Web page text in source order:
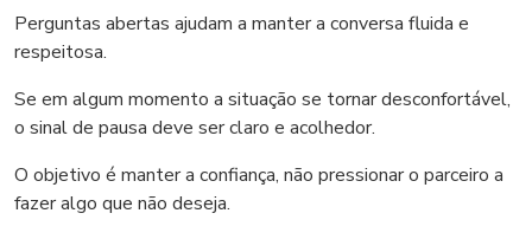
Perguntas abertas ajudam a manter a conversa fluida e
respeitosa.
Se em algum momento a situação se tornar desconfortável,
o sinal de pausa deve ser claro e acolhedor.
O objetivo é manter a confiança, não pressionar o parceiro a
fazer algo que não deseja.